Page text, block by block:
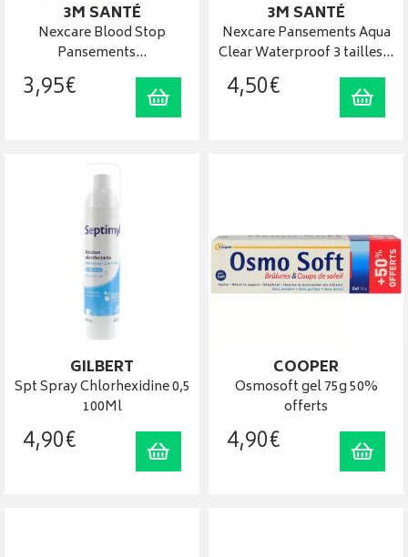
3M SANTÉ
Nexcare Blood Stop
Pansements…
3,95€ Ajouter au panier
3M SANTÉ
Nexcare Pansements Aqua
Clear Waterproof 3 tailles…
4,50€
GILBERT
Spt Spray Chlorhexidine 0,5
100Ml
4,90€ Ajouter au panier
COOPER
Osmosoft gel 75g 50%
offerts
4,90€